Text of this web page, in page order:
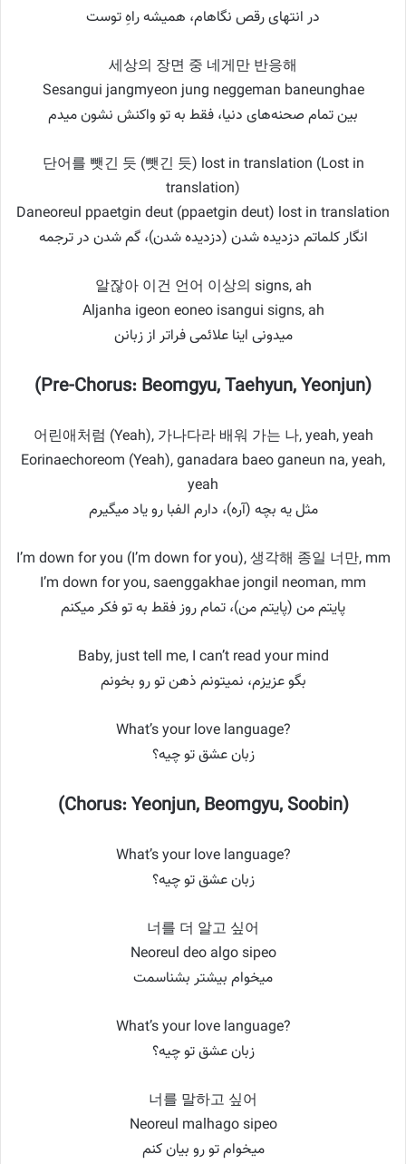
در انتهای رقص نگاهام، همیشه راهِ توست
세상의 장면 중 네게만 반응해
Sesangui jangmyeon jung neggeman baneunghae
بین تمام صحنه‌های دنیا، فقط به تو واکنش نشون میدم
단어를 뺏긴 듯 (뺏긴 듯) lost in translation (Lost in
translation)
Daneoreul ppaetgin deut (ppaetgin deut) lost in translation
انگار کلماتم دزدیده شدن (دزدیده شدن)، گم شدن در ترجمه
알잖아 이건 언어 이상의 signs, ah
Aljanha igeon eoneo isangui signs, ah
میدونی اینا علائمی فراتر از زبانن
(Pre-Chorus: Beomgyu, Taehyun, Yeonjun)
어린애처럼 (Yeah), 가나다라 배워 가는 나, yeah, yeah
Eorinaechoreom (Yeah), ganadara baeo ganeun na, yeah,
yeah
مثل یه بچه (آره)، دارم الفبا رو یاد میگیرم
I’m down for you (I’m down for you), 생각해 종일 너만, mm
I’m down for you, saenggakhae jongil neoman, mm
پایتم من (پایتم من)، تمام روز فقط به تو فکر میکنم
Baby, just tell me, I can’t read your mind
بگو عزیزم، نمیتونم ذهن تو رو بخونم
What’s your love language?
زبان عشق تو چیه؟
(Chorus: Yeonjun, Beomgyu, Soobin)
What’s your love language?
زبان عشق تو چیه؟
너를 더 알고 싶어
Neoreul deo algo sipeo
میخوام بیشتر بشناسمت
What’s your love language?
زبان عشق تو چیه؟
너를 말하고 싶어
Neoreul malhago sipeo
میخوام تو رو بیان کنم